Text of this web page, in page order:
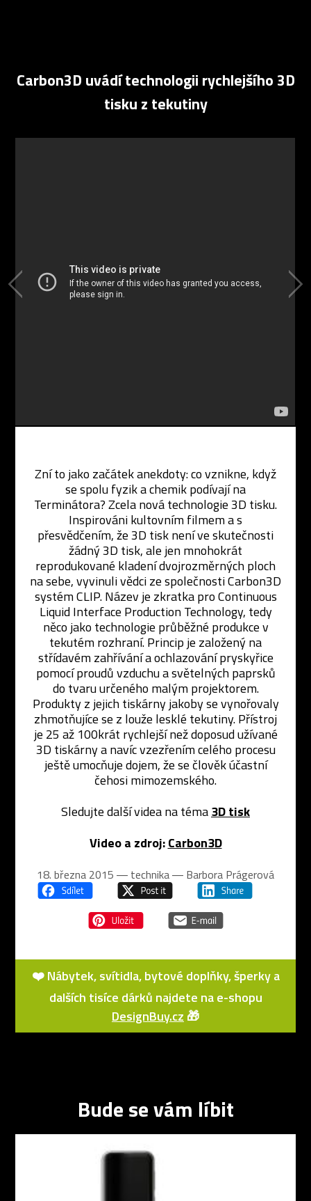
Carbon3D uvádí technologii rychlejšího 3D
tisku z tekutiny
Zní to jako začátek anekdoty: co vznikne, když
se spolu fyzik a chemik podívají na
Terminátora? Zcela nová technologie 3D tisku.
Inspirováni kultovním filmem a s
přesvědčením, že 3D tisk není ve skutečnosti
žádný 3D tisk, ale jen mnohokrát
reprodukované kladení dvojrozměrných ploch
na sebe, vyvinuli vědci ze společnosti Carbon3D
systém CLIP. Název je zkratka pro Continuous
Liquid Interface Production Technology, tedy
něco jako technologie průběžné produkce v
tekutém rozhraní. Princip je založený na
střídavém zahřívání a ochlazování pryskyřice
pomocí proudů vzduchu a světelných paprsků
do tvaru určeného malým projektorem.
Produkty z jejich tiskárny jakoby se vynořovaly
zhmotňujíce se z louže lesklé tekutiny. Přístroj
je 25 až 100krát rychlejší než doposud užívané
3D tiskárny a navíc vzezřením celého procesu
ještě umocňuje dojem, že se člověk účastní
čehosi mimozemského.
Sledujte další videa na téma3D tisk
Video a zdroj: Carbon3D
18. března 2015 ― technika ― Barbora Prágerová
❤️ Nábytek, svítidla, bytové doplňky, šperky a
dalších tisíce dárků najdete na e-shopu
DesignBuy.cz 🎁
Bude se vám líbit